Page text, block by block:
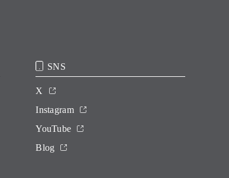
SNS
X
Instagram
YouTube
Blog